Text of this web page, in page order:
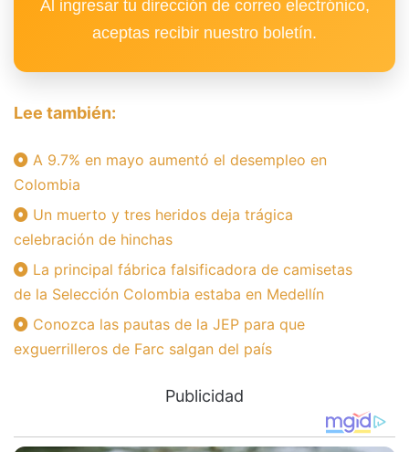
Al ingresar tu dirección de correo electrónico,
aceptas recibir nuestro boletín.
Lee también:
A 9.7% en mayo aumentó el desempleo en
Colombia
Un muerto y tres heridos deja trágica
celebración de hinchas
La principal fábrica falsificadora de camisetas
de la Selección Colombia estaba en Medellín
Conozca las pautas de la JEP para que
exguerrilleros de Farc salgan del país
Publicidad